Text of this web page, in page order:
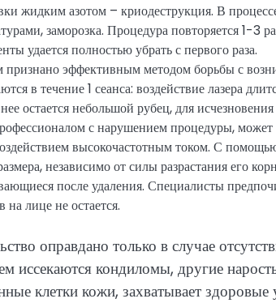
жидким азотом – криодеструкция. В
заморозка. Процедура повторяется 1-3
удается полностью убрать с первого раза.
признано эффективным методом борьбы с
в течение 1 сеанса: воздействие лазера
остается небольшой рубец, для
с нарушением процедуры, может
высокочастотным током. С
независимо от силы разрастания его
после удаления. Специалисты
лице не остается.
оправдано только в случае
иссекаются кондиломы, другие
клетки кожи, захватывает здоровые